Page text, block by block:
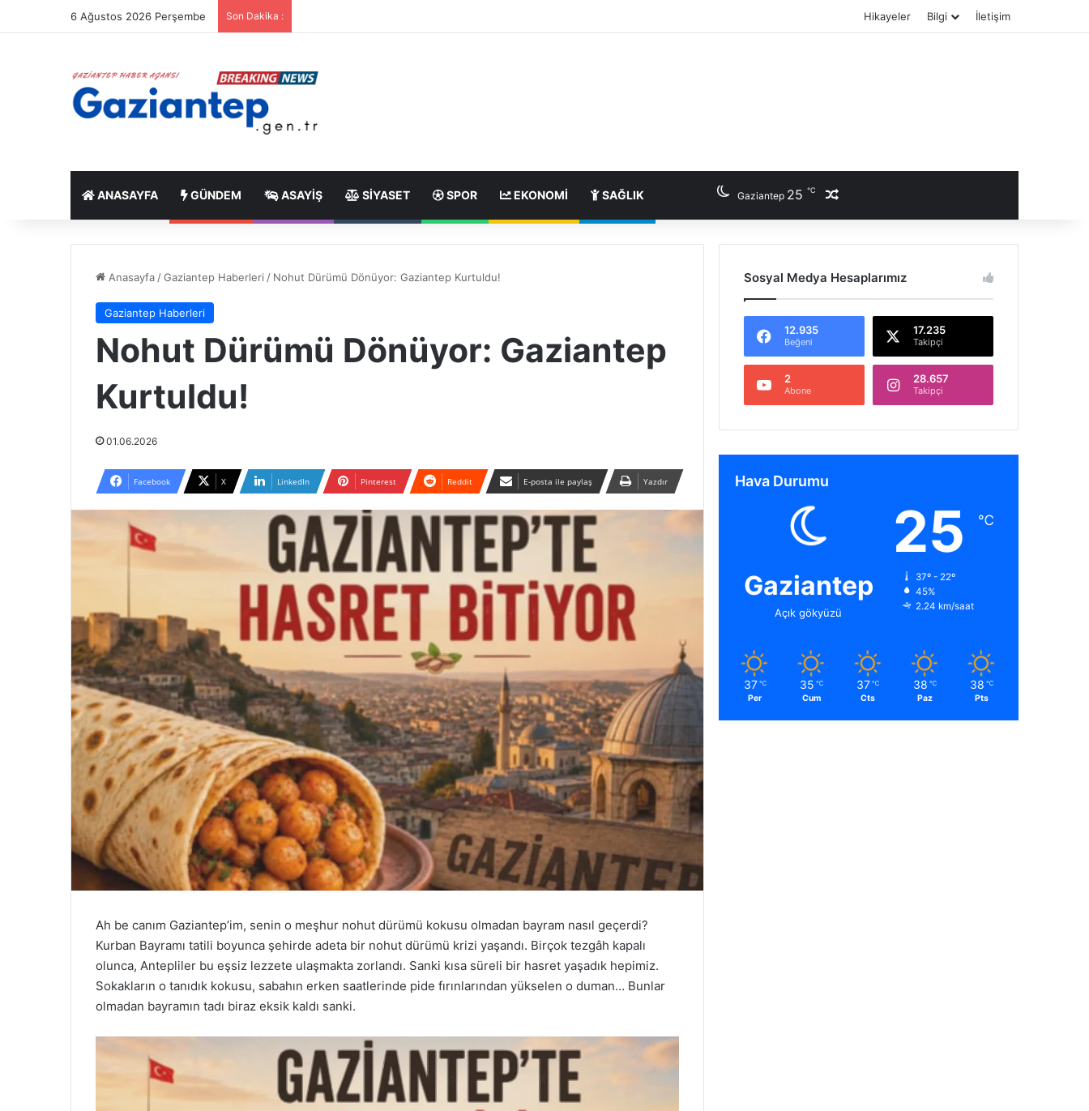
6 Ağustos 2026 Perşembe Son Dakika : Hikayeler Bilgi İletişim
ANASAYFA GÜNDEM ASAYIŞ SIYASET SPOR EKONOMI SAĞLIK Gaziantep 25 ℃
Anasayfa /Gaziantep Haberleri / Nohut Dürümü Dönüyor: Gaziantep Kurtuldu!
Gaziantep Haberleri
Nohut Dürümü Dönüyor: Gaziantep
Kurtuldu!
01.06.2026
Facebook X LinkedIn Pinterest Reddit E-posta ile paylaş Yazdır
Ah be canım Gaziantep’im, senin o meşhur nohut dürümü kokusu olmadan bayram nasıl geçerdi?
Kurban Bayramı tatili boyunca şehirde adeta bir nohut dürümü krizi yaşandı. Birçok tezgâh kapalı
olunca, Antepliler bu eşsiz lezzete ulaşmakta zorlandı. Sanki kısa süreli bir hasret yaşadık hepimiz.
Sokakların o tanıdık kokusu, sabahın erken saatlerinde pide fırınlarından yükselen o duman… Bunlar
olmadan bayramın tadı biraz eksik kaldı sanki.
Sosyal Medya Hesaplarımız
12.935
Beğeni
17.235
Takipçi
2
Abone
28.657
Takipçi
Hava Durumu
Gaziantep
Açık gökyüzü
25 ℃
37º - 22º
45%
2.24 km/saat
37 ℃
Per
35 ℃
Cum
37 ℃
Cts
38 ℃
Paz
38 ℃
Pts